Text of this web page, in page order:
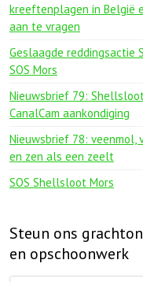
kreeftenplagen in België
aan te vragen
Geslaagde reddingsactie
SOS Mors
Nieuwsbrief 79:
CanalCam aankondiging
Nieuwsbrief 78: veenmol,
en zen als een zeelt
SOS Shellsloot Mors
Steun ons
en opschoonwerk